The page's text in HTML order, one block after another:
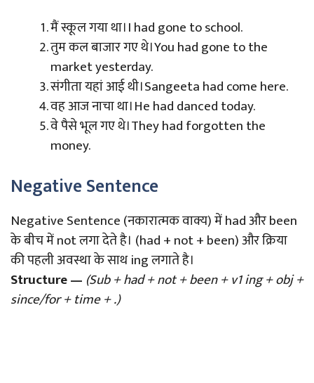
मैं स्कूल गया था।I had gone to school.
तुम कल बाजार गए थे।You had gone to the
market yesterday.
संगीता यहां आई थी।Sangeeta had come here.
वह आज नाचा था।He had danced today.
वे पैसे भूल गए थे।They had forgotten the
money.
Negative Sentence
Negative Sentence (नकारात्मक वाक्य) में had और been
के बीच में not लगा देते है। (had + not + been) और क्रिया
की पहली अवस्था के साथ ing लगाते है।
Structure — (Sub + had + not + been + v1 ing + obj +
since/for + time + .)